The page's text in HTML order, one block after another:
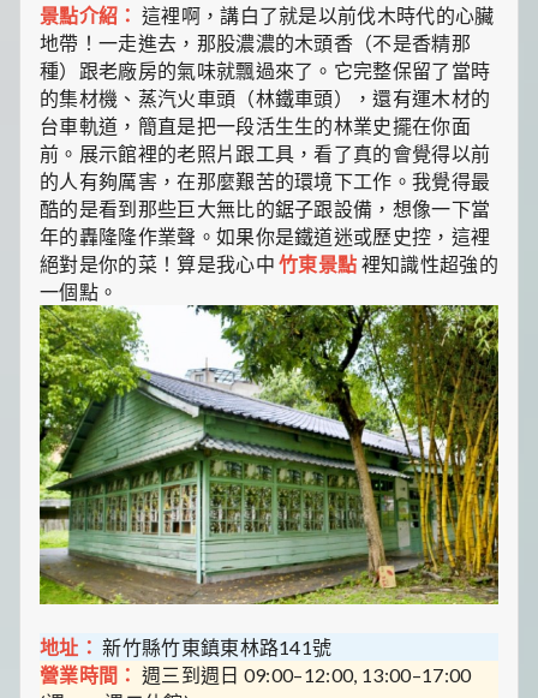
景點介紹： 這裡啊，講白了就是以前伐木時代的心臟
地帶！一走進去，那股濃濃的木頭香（不是香精那
種）跟老廠房的氣味就飄過來了。它完整保留了當時
的集材機、蒸汽火車頭（林鐵車頭），還有運木材的
台車軌道，簡直是把一段活生生的林業史擺在你面
前。展示館裡的老照片跟工具，看了真的會覺得以前
的人有夠厲害，在那麼艱苦的環境下工作。我覺得最
酷的是看到那些巨大無比的鋸子跟設備，想像一下當
年的轟隆隆作業聲。如果你是鐵道迷或歷史控，這裡
絕對是你的菜！算是我心中竹東景點 裡知識性超強的
一個點。
地址： 新竹縣竹東鎮東林路141號
營業時間： 週三到週日 09:00–12:00, 13:00–17:00